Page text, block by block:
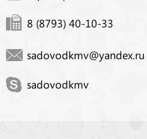
8 (8793) 40-10-33
sadovodkmv@yandex.ru
sadovodkmv